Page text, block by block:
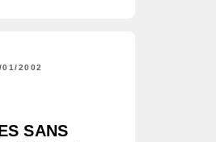
01/2002
SANS